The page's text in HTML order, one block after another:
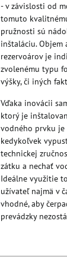
- v závislosti od
tomuto
pružnosti sú
inštaláciu.
rezervoárov je
zvolenému typu
výšky, či iných
Vďaka inovácii
ktorý je
vodného prvku
kedykoľvek
technickej
zátku a nechať
Ideálne využitie
užívateľ najmä v
vhodné, aby
prevádzky